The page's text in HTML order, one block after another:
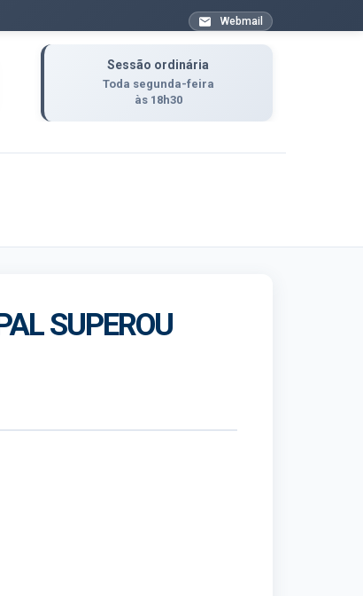
Webmail
Sessão ordinária
Toda segunda-feira
às 18h30
SUPEROU